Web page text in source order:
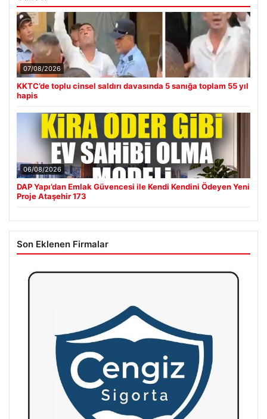
07/08/2026
KKTC’de toplu cinsel saldırı davasında 5 sanığa toplam 55 yıl
hapis
06/08/2026
DAP Yapı’dan Emlak Güvencesi ile Kendi Kendini Ödeyen Yeni
Proje Ataşehir 173
Son Eklenen Firmalar